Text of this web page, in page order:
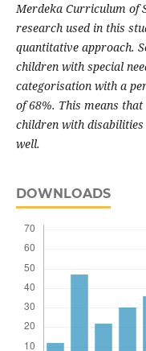
Merdeka Curriculum of
research used in this
quantitative approach.
children with special
categorisation with a
of 68%. This means
children with disabilities
well.
DOWNLOADS